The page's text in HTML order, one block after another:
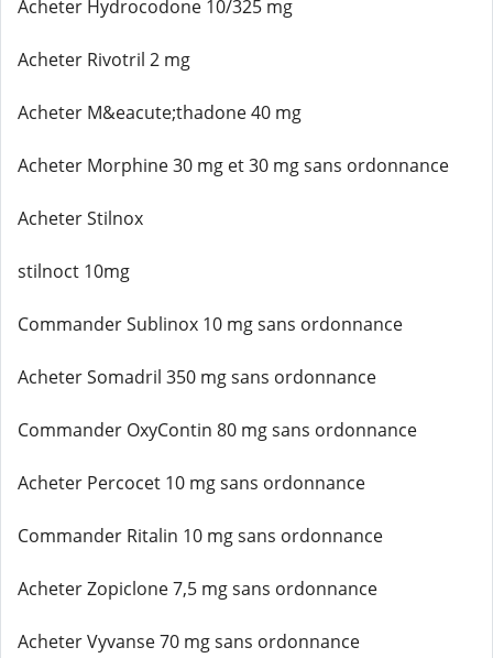
Acheter Hydrocodone 10/325 mg
Acheter Rivotril 2 mg
Acheter M&eacute;thadone 40 mg
Acheter Morphine 30 mg et 30 mg sans ordonnance
Acheter Stilnox
stilnoct 10mg
Commander Sublinox 10 mg sans ordonnance
Acheter Somadril 350 mg sans ordonnance
Commander OxyContin 80 mg sans ordonnance
Acheter Percocet 10 mg sans ordonnance
Commander Ritalin 10 mg sans ordonnance
Acheter Zopiclone 7,5 mg sans ordonnance
Acheter Vyvanse 70 mg sans ordonnance